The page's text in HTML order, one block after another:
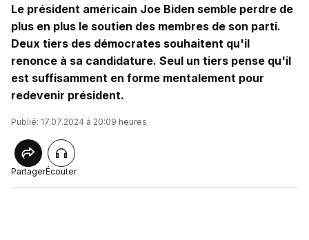
Le président américain Joe Biden semble perdre de
plus en plus le soutien des membres de son parti.
Deux tiers des démocrates souhaitent qu'il
renonce à sa candidature. Seul un tiers pense qu'il
est suffisamment en forme mentalement pour
redevenir président.
Publié: 17.07.2024 à 20:09 heures
PartagerÉcouter